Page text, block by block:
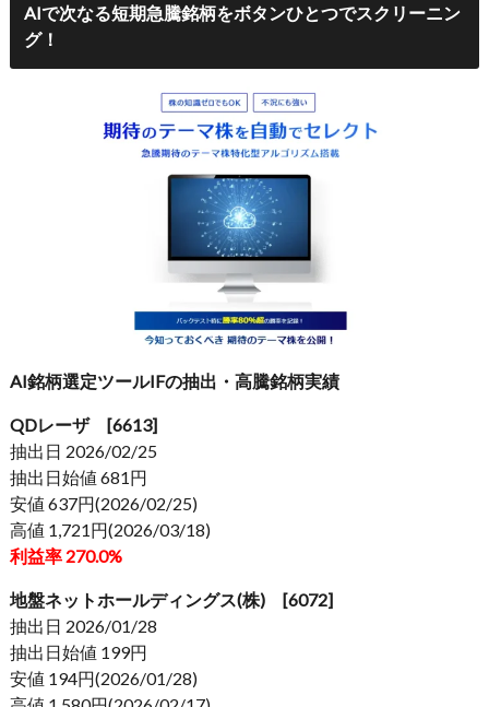
AIで次なる短期急騰銘柄をボタンひとつでスクリーニン
グ！
AI銘柄選定ツールIFの抽出・高騰銘柄実績
QDレーザ [6613]
抽出日 2026/02/25
抽出日始値 681円
安値 637円(2026/02/25)
高値 1,721円(2026/03/18)
利益率 270.0%
地盤ネットホールディングス(株) [6072]
抽出日 2026/01/28
抽出日始値 199円
安値 194円(2026/01/28)